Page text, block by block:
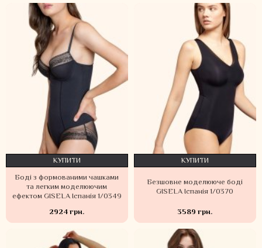
Боді з формованими чашками
та легким моделюючим
ефектом GISELA Іспанія 1/0349
2924 грн.
КУПИТИ
Безшовне моделююче боді
GISELA Іспанія 1/0370
3589 грн.
КУПИТИ